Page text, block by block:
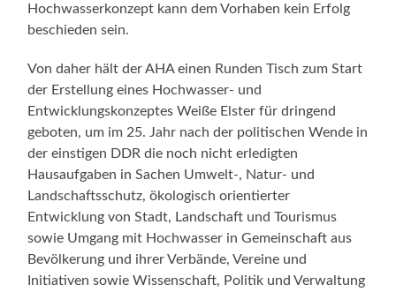
Hochwasserkonzept kann dem Vorhaben kein Erfolg
beschieden sein.
Von daher hält der AHA einen Runden Tisch zum Start
der Erstellung eines Hochwasser- und
Entwicklungskonzeptes Weiße Elster für dringend
geboten, um im 25. Jahr nach der politischen Wende in
der einstigen DDR die noch nicht erledigten
Hausaufgaben in Sachen Umwelt-, Natur- und
Landschaftsschutz, ökologisch orientierter
Entwicklung von Stadt, Landschaft und Tourismus
sowie Umgang mit Hochwasser in Gemeinschaft aus
Bevölkerung und ihrer Verbände, Vereine und
Initiativen sowie Wissenschaft, Politik und Verwaltung